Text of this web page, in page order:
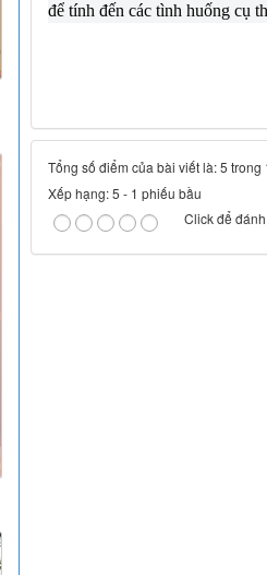
để tính đến các tình huống cụ
Tổng số điểm của bài viết là: 5 trong
Xếp hạng:5 - 1 phiếu bầu
Click để